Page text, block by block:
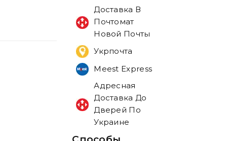
Доставка В
Почтомат
Новой Почты
Укрпочта
Meest Express
Адресная
Доставка До
Дверей По
Украине